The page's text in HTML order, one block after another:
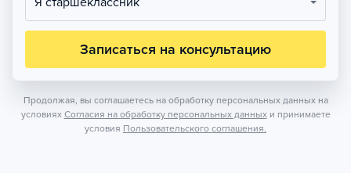
Записаться на консультацию
Продолжая, вы соглашаетесь на обработку персональных данных на
условиях Согласия на обработку персональных данных и принимаете
условия Пользовательского соглашения.